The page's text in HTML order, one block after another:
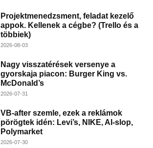
Projektmenedzsment, feladat kezelő
appok. Kellenek a cégbe? (Trello és a
többiek)
2026-08-03
Nagy visszatérések versenye a
gyorskaja piacon: Burger King vs.
McDonald’s
2026-07-31
VB-after szemle, ezek a reklámok
pörögtek idén: Levi’s, NIKE, AI-slop,
Polymarket
2026-07-30